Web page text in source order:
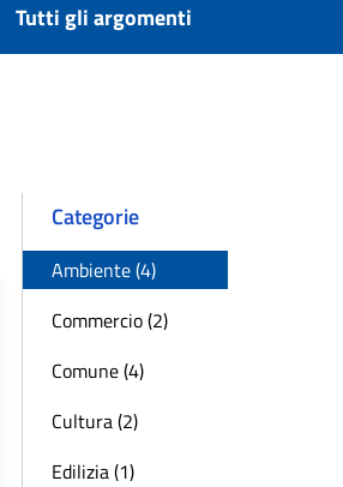
Tutti gli argomenti
Categorie
Ambiente (4)
Commercio (2)
Comune (4)
Cultura (2)
Edilizia (1)